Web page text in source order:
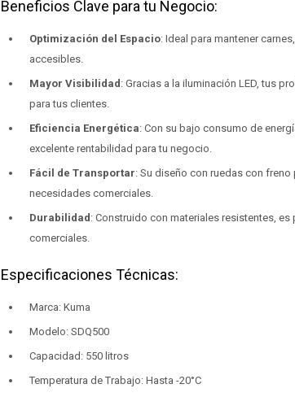
Beneficios Clave para tu Negocio:
Optimización del Espacio: Ideal para mantener
accesibles.
Mayor Visibilidad: Gracias a la iluminación LED, tus
para tus clientes.
Eficiencia Energética: Con su bajo consumo de
excelente rentabilidad para tu negocio.
Fácil de Transportar: Su diseño con ruedas con
necesidades comerciales.
Durabilidad: Construido con materiales resistentes,
comerciales.
Especificaciones Técnicas:
Marca: Kuma
Modelo: SDQ500
Capacidad: 550 litros
Temperatura de Trabajo: Hasta -20°C